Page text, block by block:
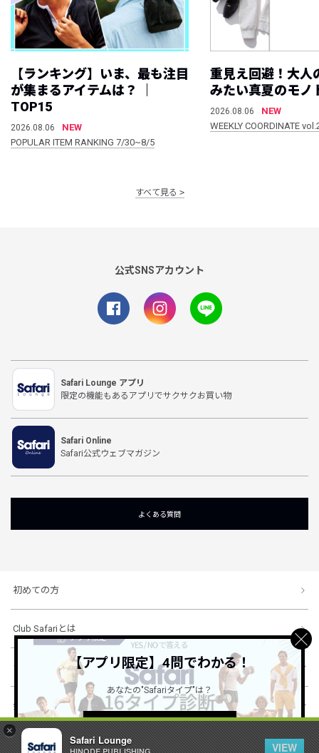
×
Safari Lounge
VIEW
【ランキング】いま、最も注目
が集まるアイテムは？ ｜
TOP15
2026.08.06
NEW
POPULAR ITEM RANKING 7/30~8/5
重見え回避！大人
みたい真夏のモノ
2026.08.06
NEW
WEEKLY COORDINATE
すべて見る
公式SNSアカウント
Safari Lounge アプリ
限定の機能もあるアプリでサクサクお買い物
Safari Online
Safari公式ウェブマガジン
よくある質問
初めての方
Club Safariとは
ショッピングガイド
会社概要・規約
【アプリ限定】4問でわかる！
あなたの"Safariタイプ"は？
詳しくはこちら ＞